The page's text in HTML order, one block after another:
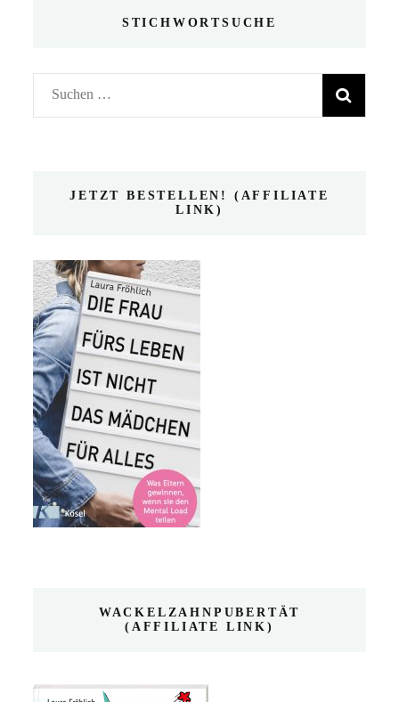
STICHWORTSUCHE
Suchen
nach:
JETZT BESTELLEN! (AFFILIATE
LINK)
WACKELZAHNPUBERTÄT
(AFFILIATE LINK)